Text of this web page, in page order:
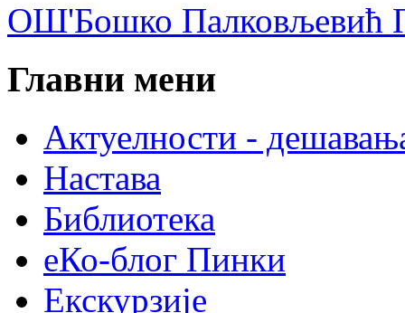
ОШ'Бошко Палковљевић
Главни мени
Актуелности -
Настава
Библиотека
еКо-блог Пинки
Екскурзије